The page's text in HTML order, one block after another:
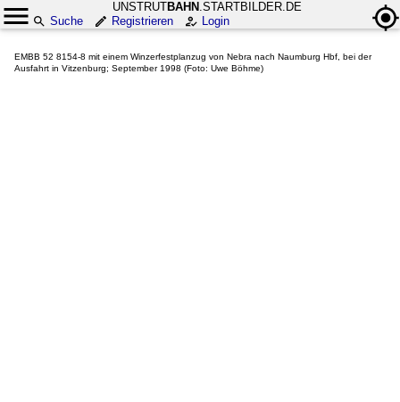
UNSTRUTBAHN .STARTBILDER.DE
Suche
Registrieren Login
EMBB 52 8154-8 mit einem Winzerfestplanzug von Nebra nach Naumburg Hbf, bei der
Ausfahrt in Vitzenburg; September 1998 (Foto: Uwe Böhme)